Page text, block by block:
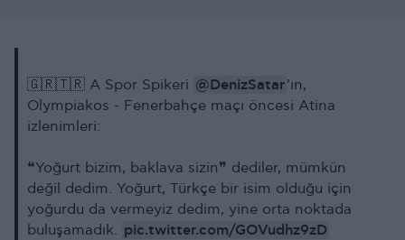
🇬🇷🇹🇷 A Spor Spikeri @DenizSatar'ın,
Olympiakos - Fenerbahçe maçı öncesi Atina
izlenimleri:
❝Yoğurt bizim, baklava sizin❞ dediler, mümkün
değil dedim. Yoğurt, Türkçe bir isim olduğu için
yoğurdu da vermeyiz dedim, yine orta noktada
buluşamadık. pic.twitter.com/GOVudhz9zD